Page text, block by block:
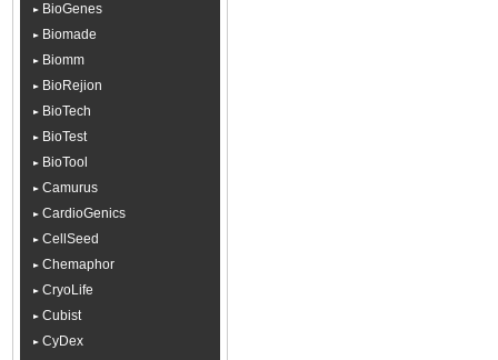
BioGenes
Biomade
Biomm
BioRejion
BioTech
BioTest
BioTool
Camurus
CardioGenics
CellSeed
Chemaphor
CryoLife
Cubist
CyDex